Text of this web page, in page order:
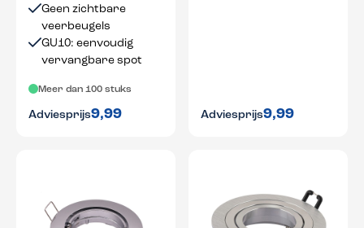
Geen zichtbare
veerbeugels
GU10: eenvoudig
vervangbare spot
Meer dan 100 stuks
Adviesprijs9,99 Adviesprijs9,99